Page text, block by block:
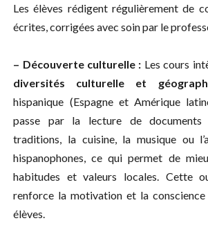
Les élèves rédigent régulièrement de
écrites, corrigées avec soin par le
– Découverte culturelle : Les cours
diversités culturelle et
hispanique (Espagne et Amérique
passe par la lecture de documents
traditions, la cuisine, la musique ou
hispanophones, ce qui permet de
habitudes et valeurs locales. Cette
renforce la motivation et la
élèves.